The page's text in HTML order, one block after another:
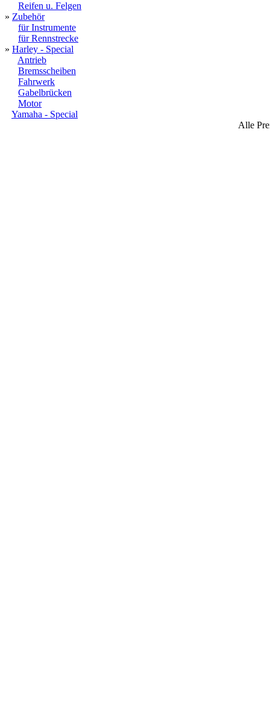
Reifen u. Felgen
» Zubehör
für Instrumente
für Rennstrecke
» Harley - Special
Antrieb
Bremsscheiben
Fahrwerk
Gabelbrücken
Motor
Yamaha - Special
Alle